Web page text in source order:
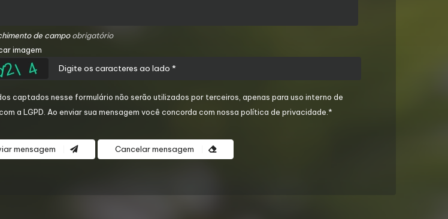
de campoobrigatório
imagem
captados nesse formulário não serão utilizados por terceiros, apenas para uso interno de
a LGPD . Ao enviar sua mensagem você concorda com nossa política de privacidade.*
mensagem Cancelar mensagem